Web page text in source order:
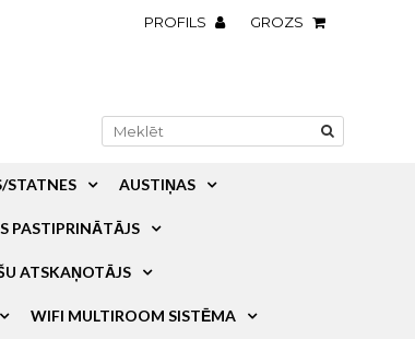
PROFILS GROZS
STATNES AUSTIŅAS
PASTIPRINĀTĀJS
ATSKAŅOTĀJS
WIFI MULTIROOM SISTĒMA